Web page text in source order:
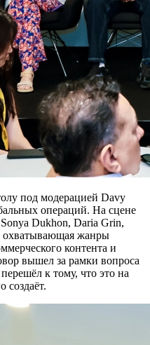
под модерацией Davy
операций. На сцене
Dukhon, Daria Grin,
жанры
контента и
вышел за рамки вопроса
к тому, что это на
создаёт.